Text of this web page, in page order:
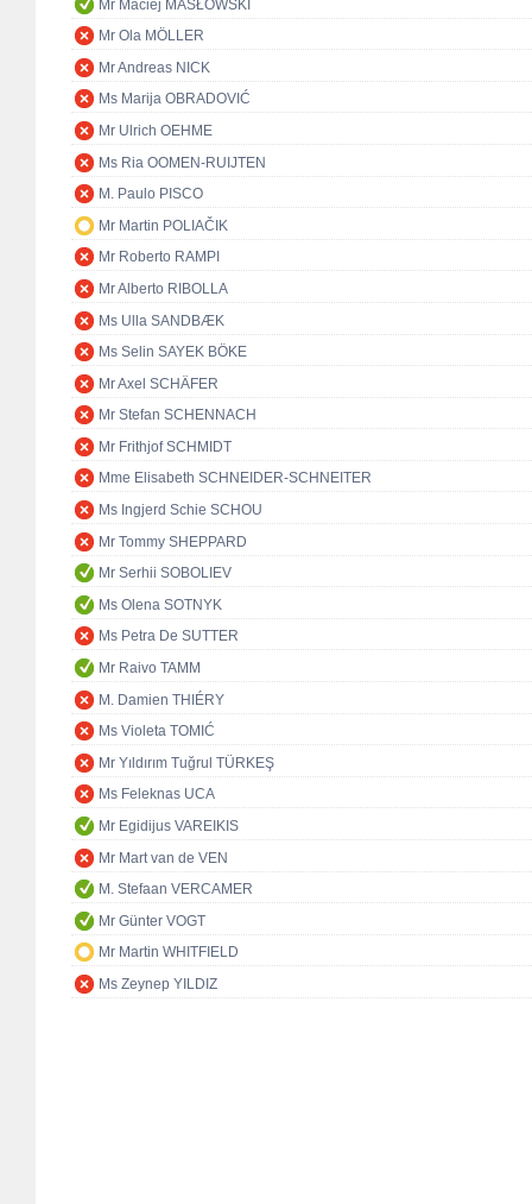
Mr Maciej MASŁOWSKI
Mr Ola MÖLLER
Mr Andreas NICK
Ms Marija OBRADOVIĆ
Mr Ulrich OEHME
Ms Ria OOMEN-RUIJTEN
M. Paulo PISCO
Mr Martin POLIAČIK
Mr Roberto RAMPI
Mr Alberto RIBOLLA
Ms Ulla SANDBÆK
Ms Selin SAYEK BÖKE
Mr Axel SCHÄFER
Mr Stefan SCHENNACH
Mr Frithjof SCHMIDT
Mme Elisabeth SCHNEIDER-SCHNEITER
Ms Ingjerd Schie SCHOU
Mr Tommy SHEPPARD
Mr Serhii SOBOLIEV
Ms Olena SOTNYK
Ms Petra De SUTTER
Mr Raivo TAMM
M. Damien THIÉRY
Ms Violeta TOMIĆ
Mr Yıldırım Tuğrul TÜRKEŞ
Ms Feleknas UCA
Mr Egidijus VAREIKIS
Mr Mart van de VEN
M. Stefaan VERCAMER
Mr Günter VOGT
Mr Martin WHITFIELD
Ms Zeynep YILDIZ